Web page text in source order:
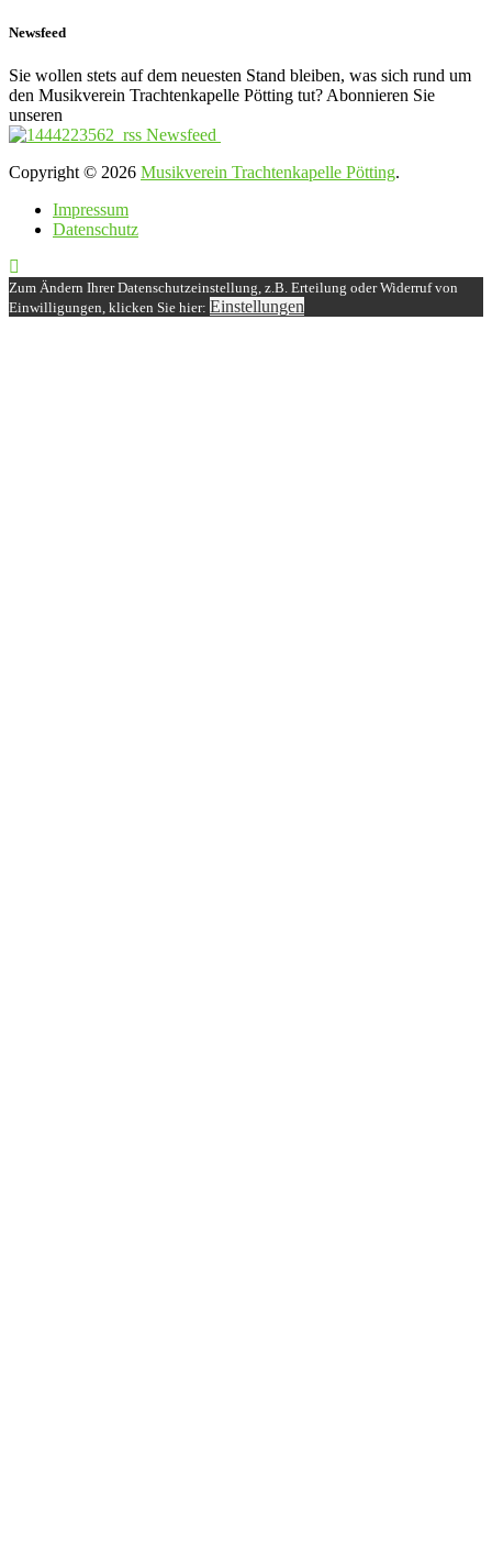
Newsfeed
Sie wollen stets auf dem neuesten Stand bleiben, was sich rund um
den Musikverein Trachtenkapelle Pötting tut? Abonnieren Sie
unseren
Newsfeed
Copyright © 2026 Musikverein Trachtenkapelle Pötting.
Impressum
Datenschutz
Zum Ändern Ihrer Datenschutzeinstellung, z.B. Erteilung oder Widerruf von
Einwilligungen, klicken Sie hier: Einstellungen